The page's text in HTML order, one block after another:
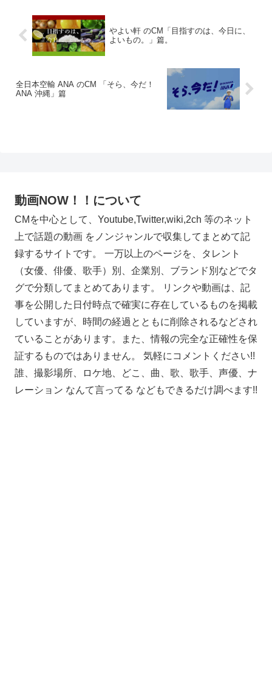
やよい軒 のCM「目指すのは、今日に、
よいもの。」篇。
全日本空輸 ANA のCM 「そら、今だ！
ANA 沖縄」篇
動画NOW！！について
CMを中心として、Youtube,Twitter,wiki,2ch 等のネット
上で話題の動画 をノンジャンルで収集してまとめて記
録するサイトです。 一万以上のページを、タレント
（女優、俳優、歌手）別、企業別、ブランド別などでタ
グで分類してまとめてあります。 リンクや動画は、記
事を公開した日付時点で確実に存在しているものを掲載
していますが、時間の経過とともに削除されるなどされ
ていることがあります。また、情報の完全な正確性を保
証するものではありません。 気軽にコメントください!!
誰、撮影場所、ロケ地、どこ、曲、歌、歌手、声優、ナ
レーション なんて言ってる などもできるだけ調べます!!